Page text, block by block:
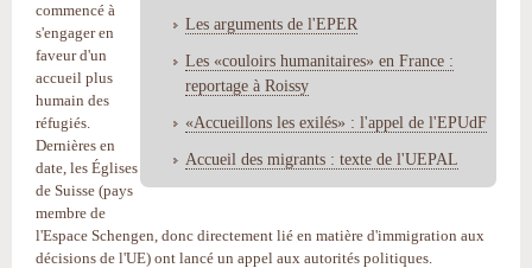
Les arguments de l'EPER
Les «couloirs humanitaires» en France :
reportage à Roissy
«Accueillons les exilés» : l'appel de l'EPUdF
Accueil des migrants : texte de l'UEPAL
commencé à
s'engager en
faveur d'un
accueil plus
humain des
réfugiés.
Dernières en
date, les Églises
de Suisse (pays
membre de
l'Espace Schengen, donc directement lié en matière d'immigration aux
décisions de l'UE) ont lancé un appel aux autorités politiques.